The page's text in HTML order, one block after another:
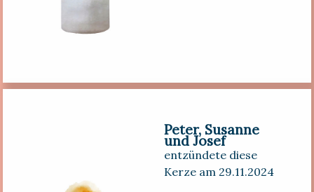
Peter, Susanne
und Josef
entzündete diese
Kerze am 29.11.2024